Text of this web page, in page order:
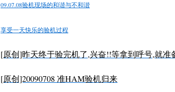
09.07.08验机现场的和谐与不和谐
享受一天快乐的验机过程
[原创]昨天终于验完机了,兴奋!!等拿到呼号,就准
[原创]20090708 准HAM验机归来